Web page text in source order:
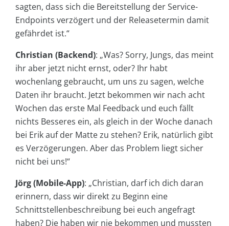
sagten, dass sich die Bereitstellung der Service-
Endpoints verzögert und der Releasetermin damit
gefährdet ist.“
Christian (Backend): „Was? Sorry, Jungs, das meint
ihr aber jetzt nicht ernst, oder? Ihr habt
wochenlang gebraucht, um uns zu sagen, welche
Daten ihr braucht. Jetzt bekommen wir nach acht
Wochen das erste Mal Feedback und euch fällt
nichts Besseres ein, als gleich in der Woche danach
bei Erik auf der Matte zu stehen? Erik, natürlich gibt
es Verzögerungen. Aber das Problem liegt sicher
nicht bei uns!“
Jörg (Mobile-App): „Christian, darf ich dich daran
erinnern, dass wir direkt zu Beginn eine
Schnittstellenbeschreibung bei euch angefragt
haben? Die haben wir nie bekommen und mussten